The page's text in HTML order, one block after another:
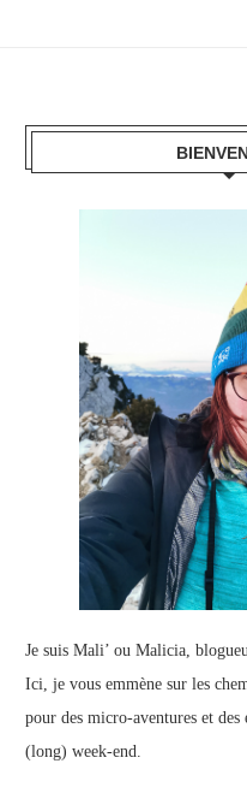
Je suis Mali’ ou Malicia,
Ici, je vous emmène sur les
pour des micro-aventures et des
(long) week-end.